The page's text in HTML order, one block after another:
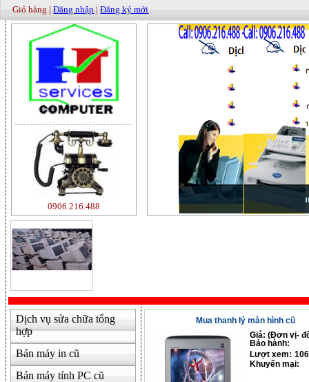
Giỏ hàng |Đăng nhập |Đăng ký mới
0906.216.488
Dịch vụ sửa chữa tổng
hợp
Bán máy in cũ
Bán máy tính PC cũ
Mua thanh lý màn hình cũ
Giá: (Đơn vị-
Bảo hành:
Lượt xem:
Khuyến mại: